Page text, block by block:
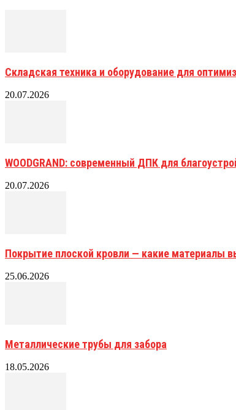
Складская техника и оборудование для
20.07.2026
WOODGRAND: современный ДПК для
20.07.2026
Покрытие плоской кровли — какие материалы
25.06.2026
Металлические трубы для забора
18.05.2026